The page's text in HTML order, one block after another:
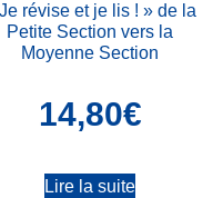
révise et je lis ! » de la
Petite Section vers la
Moyenne Section
14,80€
Lire la suite